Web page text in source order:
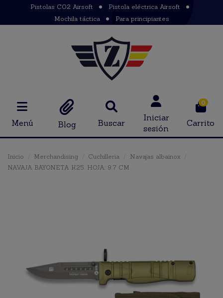
Pistolas CO2 Airsoft
Pistola eléctrica Airsoft
Mochila táctica
Para principiantes
Menú Blog Buscar
Iniciar
sesión
0
Carrito
Inicio Merchandising Cuchilleria
Navajas albainox
NAVAJA BAYONETA K25. HOJA: 9.7 CM